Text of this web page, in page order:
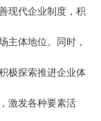
现代企业制度，积
主体地位。同时，
极探索推进企业体
激发各种要素活